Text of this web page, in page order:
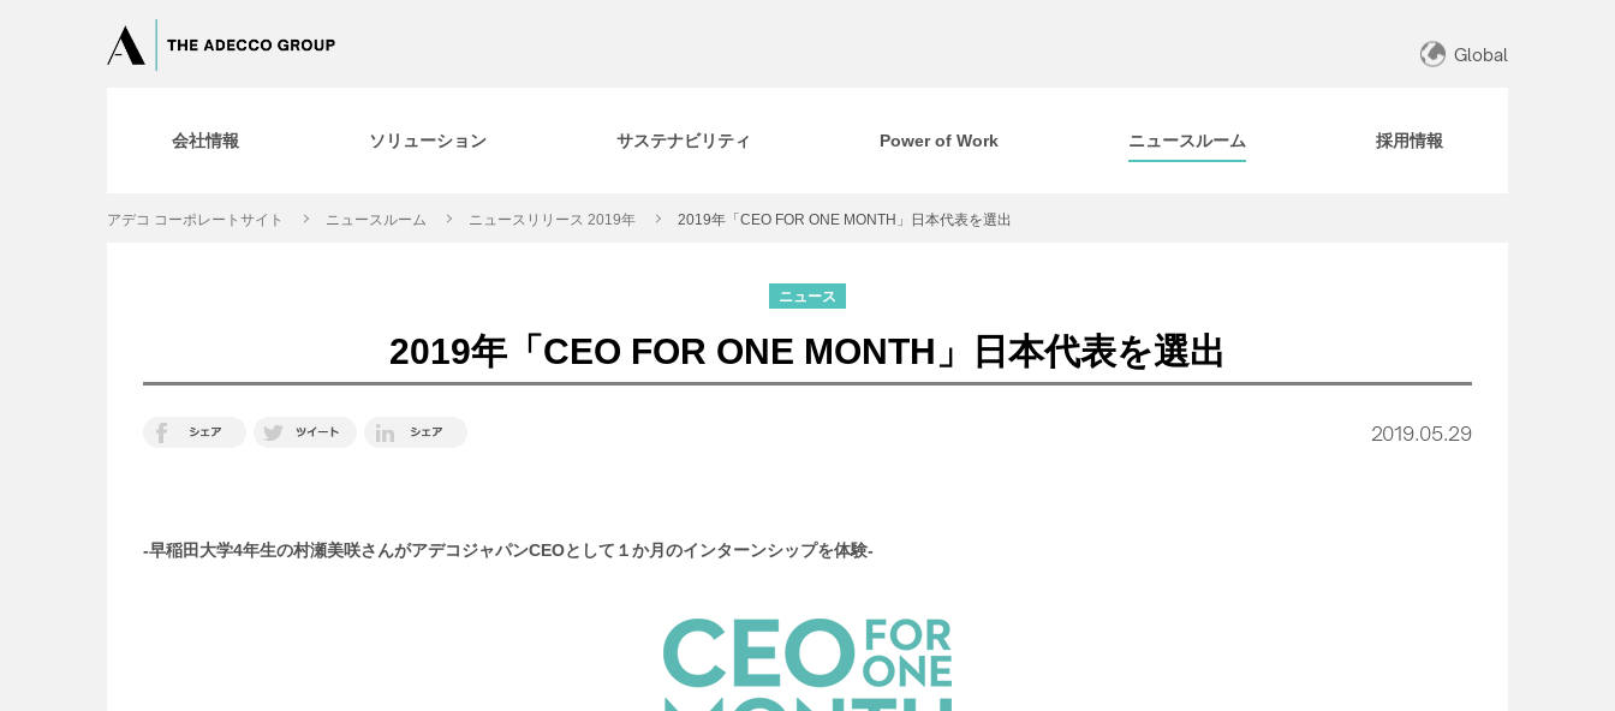
Global
会社情報 ソリューション サステナビリティ Power of Work ニュースルーム 採用情報
アデコ コーポレートサイト ニュースルーム ニュースリリース 2019年 2019年「CEO FOR ONE MONTH」日本代表を選出
ニュース
2019年「CEO FOR ONE MONTH」日本代表を選出
2019.05.29
-早稲田大学4年生の村瀬美咲さんがアデコジャパンCEOとして１か月のインターンシップを体験-